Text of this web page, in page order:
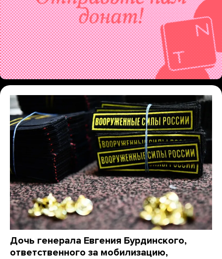
Дочь генерала Евгения Бурдинского,
ответственного за мобилизацию,